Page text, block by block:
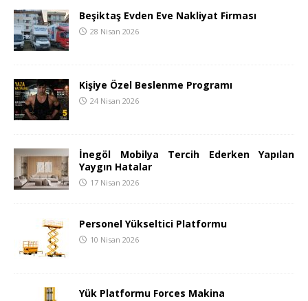
Beşiktaş Evden Eve Nakliyat Firması
28 Nisan 2026
Kişiye Özel Beslenme Programı
24 Nisan 2026
İnegöl Mobilya Tercih Ederken Yapılan
Yaygın Hatalar
17 Nisan 2026
Personel Yükseltici Platformu
10 Nisan 2026
Yük Platformu Forces Makina